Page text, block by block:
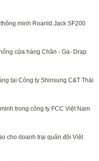
minh Roanld Jack SF200
cửa hàng Chăn - Ga- Drap
tại Công ty Shinsung C&T Thái
trong công ty FCC Việt Nam
cho doanh trại quân đội Việt